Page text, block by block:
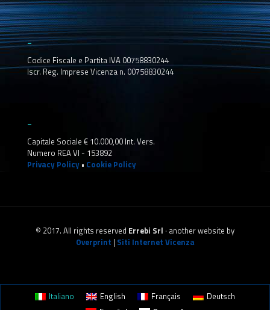
_
Codice Fiscale e Partita IVA 00758830244
Iscr. Reg. Imprese Vicenza n. 00758830244
Capitale Sociale € 10.000,00 Int. Vers.
Numero REA VI - 153892
Privacy Policy • Cookie Policy
© 2017. All rights reserved Errebi Srl · another website by
Overprint | Siti Internet Vicenza
Italiano English Français
Deutsch